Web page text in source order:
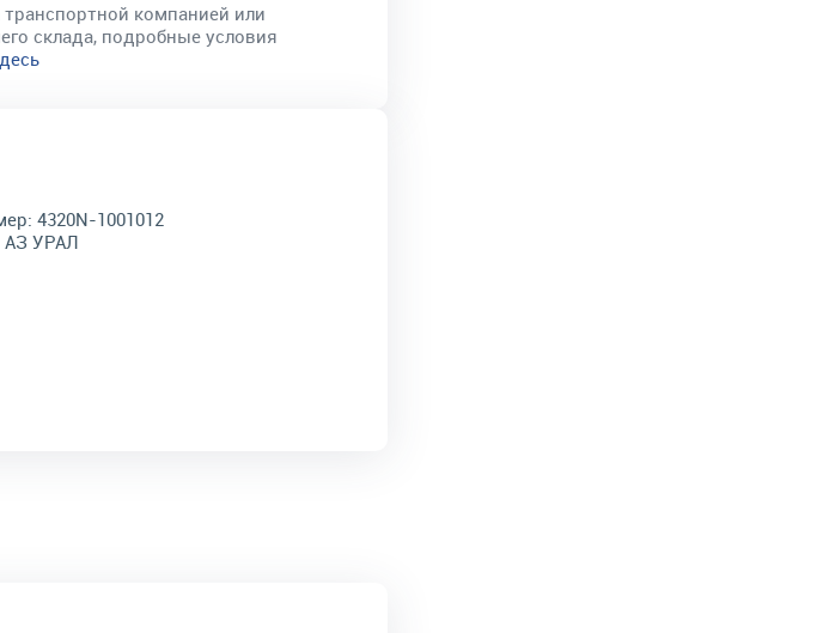
компанией или
склада, подробные условия
4320N-1001012
АЗ УРАЛ